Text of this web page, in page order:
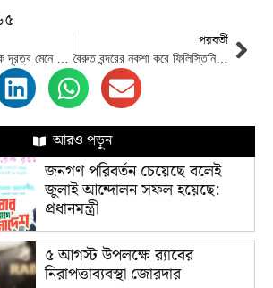
মাস্ক পরা ও সামাজিক দূরত্ব মেনে চলার নিয়ম তুলে নেয়া হচ্ছে যুক্তরাজ্যে
পরবর্তী
বৈরুত বন্দরের নকশা করে ফিলিস্তিনি ৪ প্রকৌশলীর পুরস্কার জয়
আরও পড়ুন
জনগণ পরিবর্তন চেয়েছে বলেই
জুলাই আন্দোলন সফল হয়েছে:
প্রধানমন্ত্রী
৫ আগস্ট উপলক্ষে র‌্যাবের
নিরাপত্তাব্যবস্থা জোরদার